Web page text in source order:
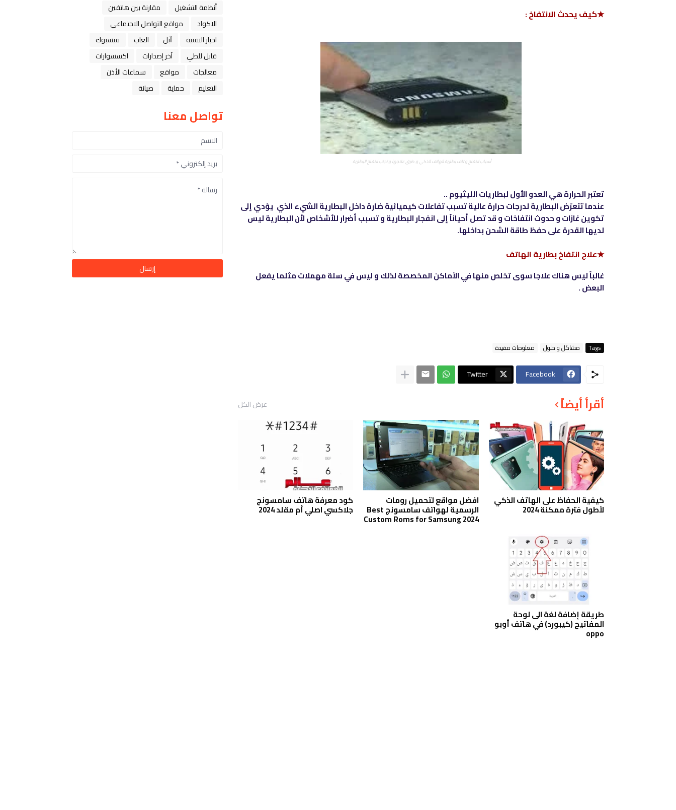
★كيف يحدث الانتفاخ :
أسباب انتفاخ و تلف بطارية الهاتف الذكي و طرق علاجها و تجنب انتفاخ البطارية
تعتبر الحرارة هي العدو الأول لبطاريات الليثيوم ..
عندما تتعرّض البطارية لدرجات حرارة عالية تسبب تفاعلات كيميائية ضارة داخل البطارية الشيء الذي يؤدي إلى
تكوين غازات و حدوث انتفاخات و قد تصل أحياناً إلى انفجار البطارية و تسبب أضرار للأشخاص لأن البطارية ليس
لديها القدرة على حفظ طاقة الشحن بداخلها.
★علاج انتفاخ بطارية الهاتف
غالباً ليس هناك علاجا سوى تخلص منها في الأماكن المخصصة لذلك و ليس في سلة مهملات مثلما يفعل
البعض .
Tags مشاكل و حلول معلومات مفيدة
Facebook
Twitter
أقرأ أيضاً عرض الكل
كيفية الحفاظ على الهاتف الذكي
لأطول فترة ممكنة 2024
افضل مواقع لتحميل رومات
الرسمية لهواتف سامسونج Best
Custom Roms for Samsung 2024
كود معرفة هاتف سامسونج
جلاكسي اصلي أم مقلد 2024
طريقة إضافة لغة الى لوحة
المفاتيح (كيبورد) في هاتف أوبو
oppo
أنظمة التشغيل
مقارنة بين هاتفين
الاكواد
مواقع التواصل الاجتماعي
اخبار التقنية
ﺁﺑﻞ العاب
فيسبوك
قابل للطي
آخر إصدارات
اكسسوارات
معالجات
مواقع
سماعات الأذن
التعليم
حماية صيانة
تواصل معنا